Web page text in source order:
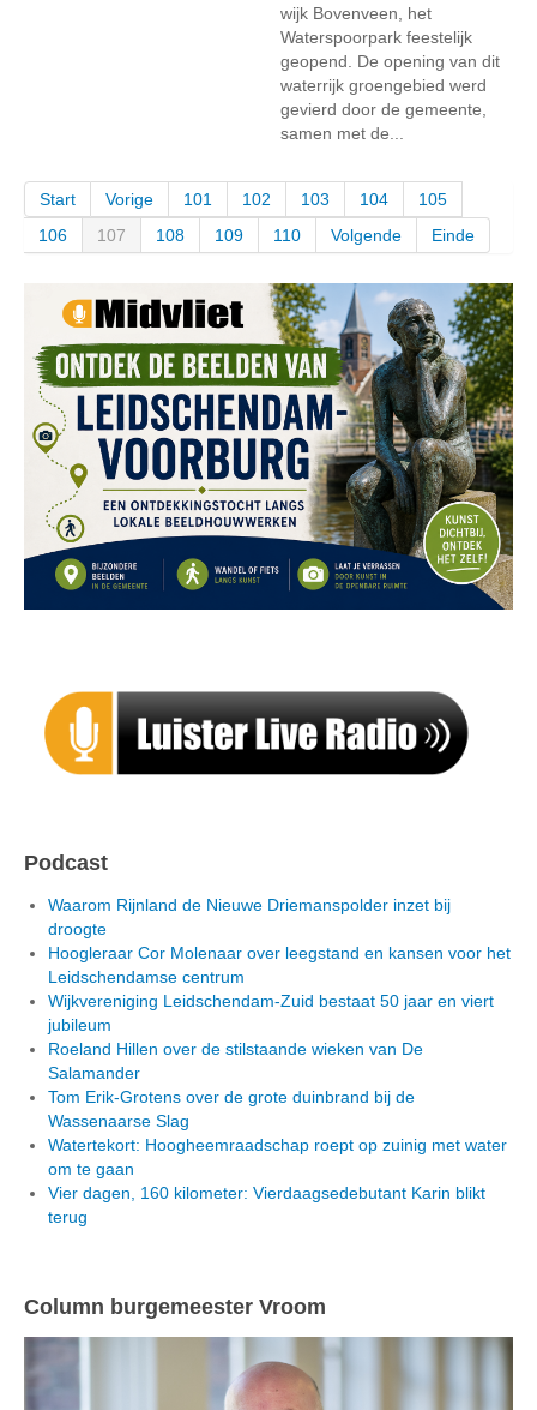
wijk Bovenveen, het
Waterspoorpark feestelijk
geopend. De opening van dit
waterrijk groengebied werd
gevierd door de gemeente,
samen met de...
Start Vorige 101 102 103 104
105
106
107 108 109 110 Volgende Einde
Podcast
Waarom Rijnland de Nieuwe Driemanspolder inzet bij
droogte
Hoogleraar Cor Molenaar over leegstand en kansen voor het
Leidschendamse centrum
Wijkvereniging Leidschendam-Zuid bestaat 50 jaar en viert
jubileum
Roeland Hillen over de stilstaande wieken van De
Salamander
Tom Erik-Grotens over de grote duinbrand bij de
Wassenaarse Slag
Watertekort: Hoogheemraadschap roept op zuinig met water
om te gaan
Vier dagen, 160 kilometer: Vierdaagsedebutant Karin blikt
terug
Column burgemeester Vroom